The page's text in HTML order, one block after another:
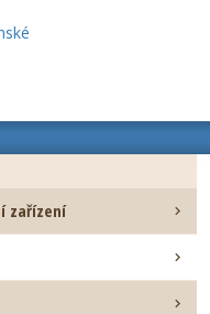
zařízení 

